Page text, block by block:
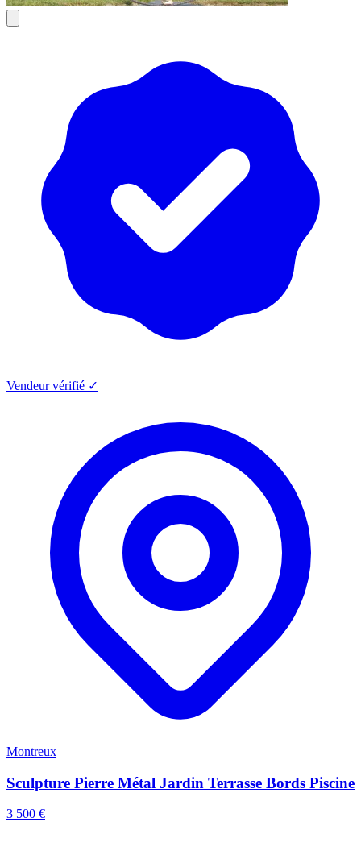
Vendeur vérifié ✓
Montreux
Sculpture Pierre Métal Jardin Terrasse Bords Piscine
3 500 €